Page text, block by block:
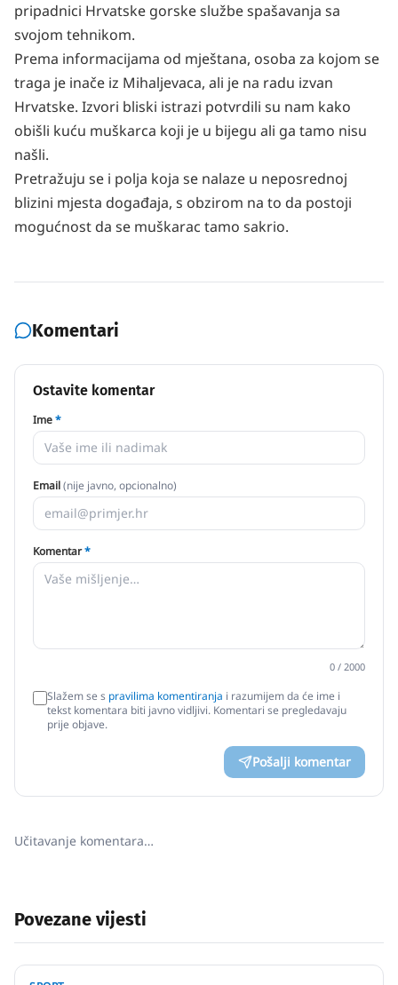
pripadnici Hrvatske gorske službe spašavanja sa
svojom tehnikom.
Prema informacijama od mještana, osoba za kojom se
traga je inače iz Mihaljevaca, ali je na radu izvan
Hrvatske. Izvori bliski istrazi potvrdili su nam kako
obišli kuću muškarca koji je u bijegu ali ga tamo nisu
našli.
Pretražuju se i polja koja se nalaze u neposrednoj
blizini mjesta događaja, s obzirom na to da postoji
mogućnost da se muškarac tamo sakrio.
Komentari
Ostavite komentar
Ime*
Email(nije javno, opcionalno)
Komentar*
0 / 2000
Slažem se s pravilima komentiranja i razumijem da će ime i
tekst komentara biti javno vidljivi. Komentari se pregledavaju
prije objave.
Pošalji komentar
Učitavanje komentara…
Povezane vijesti